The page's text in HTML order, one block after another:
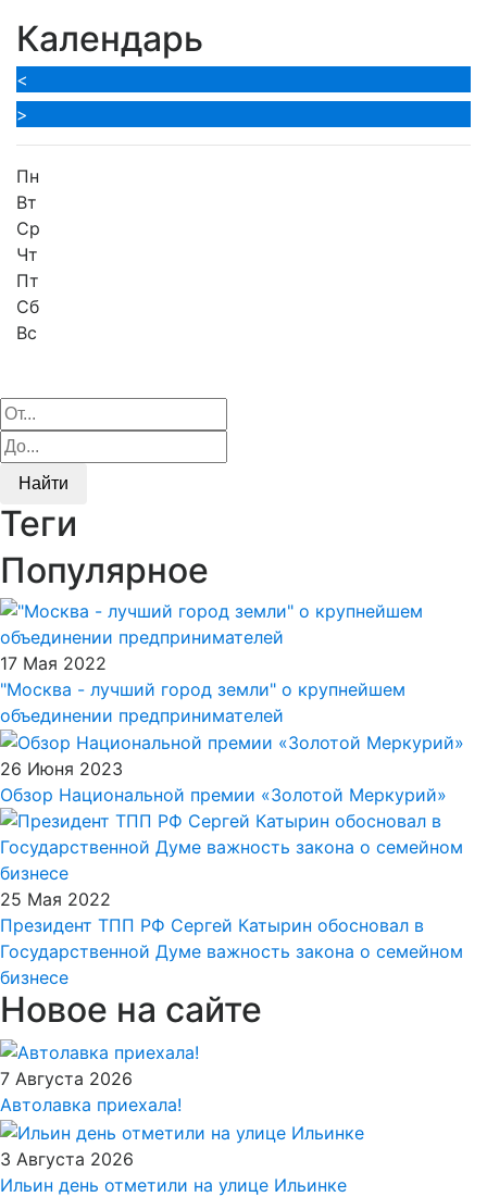
Календарь
<
>
Пн
Вт
Ср
Чт
Пт
Сб
Вс
Найти
Теги
Популярное
17 Мая 2022
"Москва - лучший город земли" о крупнейшем
объединении предпринимателей
26 Июня 2023
Обзор Национальной премии «Золотой Меркурий»
25 Мая 2022
Президент ТПП РФ Сергей Катырин обосновал в
Государственной Думе важность закона о семейном
бизнесе
Новое на сайте
7 Августа 2026
Автолавка приехала!
3 Августа 2026
Ильин день отметили на улице Ильинке